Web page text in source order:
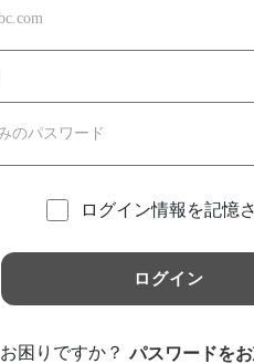
ログイン情報を記憶
ログイン
お困りですか？ パスワードを